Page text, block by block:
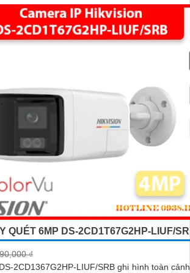
QUÉT 6MP DS-2CD1T67G2HP-LIUF/
₫
2CD1367G2HP-LIUF/SRB ghi hình toàn